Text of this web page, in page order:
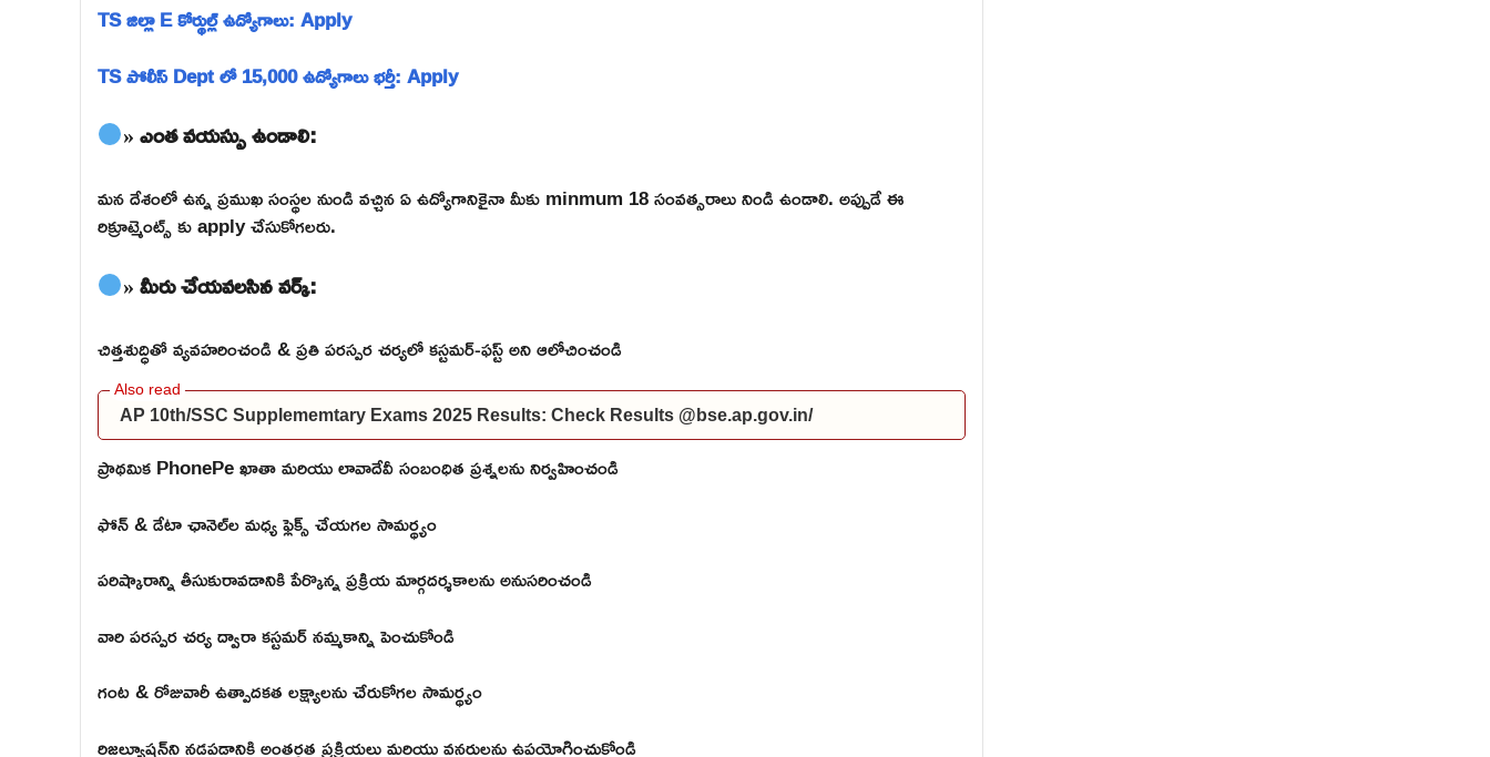
TS జిల్లా E కోర్థుల్ల్ ఉద్యోగాలు: Apply
TS పోలీస్ Dept లో 15,000 ఉద్యోగాలు భర్తీ: Apply
» ఎంత వయస్సు ఉండాలి:
మన దేశంలో ఉన్న ప్రముఖ సంస్థల నుండి వచ్చిన ఏ ఉద్యోగానికైనా మీకు minmum 18 సంవత్సరాలు నిండి ఉండాలి. అప్పుడే ఈ
రిక్రూట్మెంట్స్ కు apply చేసుకోగలరు.
» మీరు చేయవలసిన వర్క్:
చిత్తశుద్ధితో వ్యవహరించండి & ప్రతి పరస్పర చర్యలో కస్టమర్-ఫస్ట్ అని ఆలోచించండి
AP 10th/SSC Supplememtary Exams 2025 Results: Check Results @bse.ap.gov.in/
ప్రాథమిక PhonePe ఖాతా మరియు లావాదేవీ సంబంధిత ప్రశ్నలను నిర్వహించండి
ఫోన్ & డేటా ఛానెల్‌ల మధ్య ఫ్లెక్స్ చేయగల సామర్థ్యం
పరిష్కారాన్ని తీసుకురావడానికి పేర్కొన్న ప్రక్రియ మార్గదర్శకాలను అనుసరించండి
వారి పరస్పర చర్య ద్వారా కస్టమర్ నమ్మకాన్ని పెంచుకోండి
గంట & రోజువారీ ఉత్పాదకత లక్ష్యాలను చేరుకోగల సామర్థ్యం
రిజల్యూషన్‌ని నడపడానికి అంతర్గత ప్రక్రియలు మరియు వనరులను ఉపయోగించుకోండి